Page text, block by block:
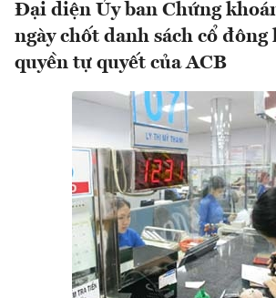
Đại diện Ủy ban Chứng
ngày chốt danh sách cổ đông
quyền tự quyết của ACB